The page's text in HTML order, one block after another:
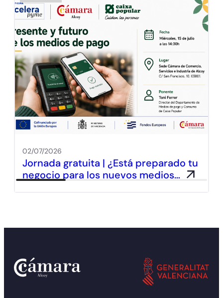
02/07/2026
Jornada gratuita | ¿Está preparado tu
negocio para los nuevos medios…